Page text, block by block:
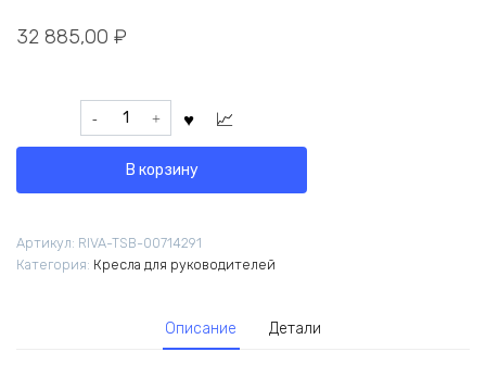
32 885,00 ₽
Количество
товара
Черный
В корзину
Артикул: RIVA-TSB-00714291
Категория: Кресла для руководителей
Описание Детали